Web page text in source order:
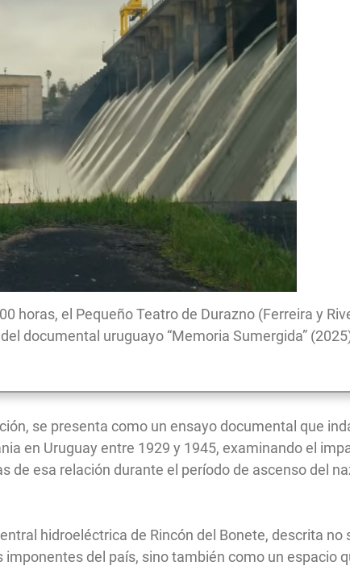
horas, el Pequeño Teatro de Durazno (Ferreira y
documental uruguayo “Memoria Sumergida”
se presenta como un ensayo documental que
en Uruguay entre 1929 y 1945, examinando el
de esa relación durante el período de ascenso del
hidroeléctrica de Rincón del Bonete, descrita no
imponentes del país, sino también como un espacio